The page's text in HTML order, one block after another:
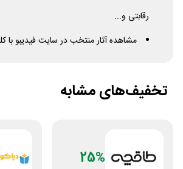
رقابتی و...
مشاهده آثار منتخب در سایت فیدیبو با
تخفیف‌های مشابه
25%